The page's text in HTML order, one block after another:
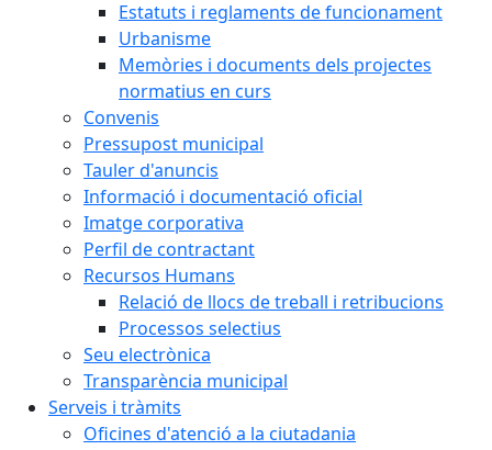
Estatuts i reglaments de funcionament
Urbanisme
Memòries i documents dels projectes
normatius en curs
Convenis
Pressupost municipal
Tauler d'anuncis
Informació i documentació oficial
Imatge corporativa
Perfil de contractant
Recursos Humans
Relació de llocs de treball i retribucions
Processos selectius
Seu electrònica
Transparència municipal
Serveis i tràmits
Oficines d'atenció a la ciutadania